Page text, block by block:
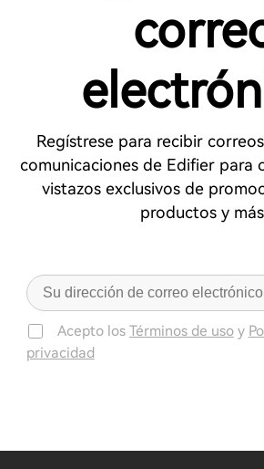
Regístrese para recibir
comunicaciones de Edifier para
vistazos exclusivos de
productos y
Acepto los Términos de usoy
privacidad